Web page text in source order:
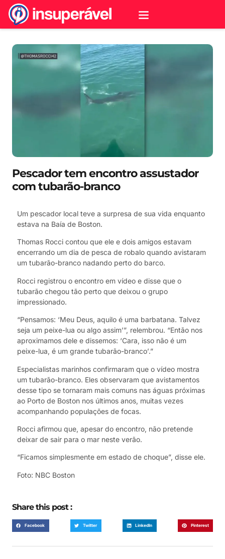
Pescador tem encontro assustador
com tubarão-branco
Um pescador local teve a surpresa de sua vida enquanto
estava na Baía de Boston.
Thomas Rocci contou que ele e dois amigos estavam
encerrando um dia de pesca de robalo quando avistaram
um tubarão-branco nadando perto do barco.
Rocci registrou o encontro em vídeo e disse que o
tubarão chegou tão perto que deixou o grupo
impressionado.
“Pensamos: ‘Meu Deus, aquilo é uma barbatana. Talvez
seja um peixe-lua ou algo assim’”, relembrou. “Então nos
aproximamos dele e dissemos: ‘Cara, isso não é um
peixe-lua, é um grande tubarão-branco’.”
Especialistas marinhos confirmaram que o vídeo mostra
um tubarão-branco. Eles observaram que avistamentos
desse tipo se tornaram mais comuns nas águas próximas
ao Porto de Boston nos últimos anos, muitas vezes
acompanhando populações de focas.
Rocci afirmou que, apesar do encontro, não pretende
deixar de sair para o mar neste verão.
“Ficamos simplesmente em estado de choque”, disse ele.
Foto: NBC Boston
Share this post :
Facebook Twitter LinkedIn Pinterest